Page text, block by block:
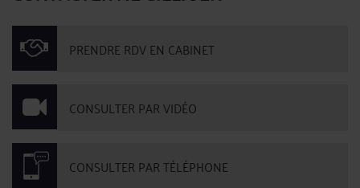
PRENDRE RDV EN CABINET
CONSULTER PAR VIDÉO
CONSULTER PAR TÉLÉPHONE